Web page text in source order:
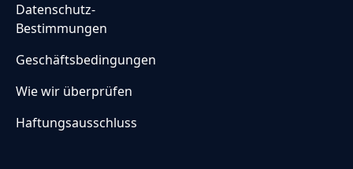
Datenschutz-
Bestimmungen
Geschäftsbedingungen
Wie wir überprüfen
Haftungsausschluss